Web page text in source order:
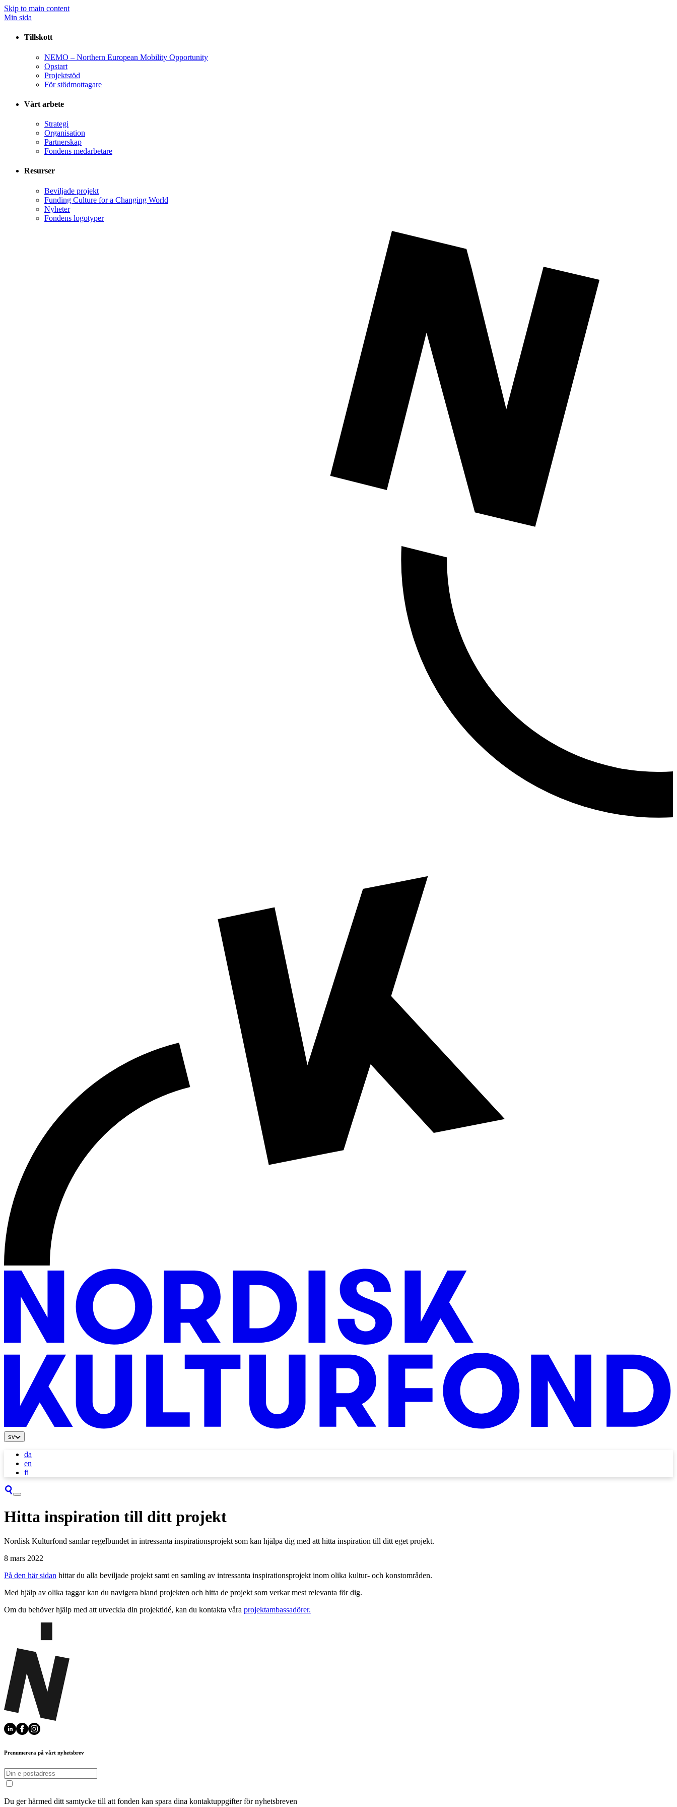
Skip to main content
Min sida
Tillskott
NEMO – Northern European Mobility Opportunity
Opstart
Projektstöd
För stödmottagare
Vårt arbete
Strategi
Organisation
Partnerskap
Fondens medarbetare
Resurser
Beviljade projekt
Funding Culture for a Changing World
Nyheter
Fondens logotyper
sv
da
en
fi
Hitta inspiration till ditt projekt
Nordisk Kulturfond samlar regelbundet in intressanta inspirationsprojekt som kan hjälpa dig med att hitta inspiration till ditt eget projekt.
8 mars 2022
På den här sidan hittar du alla beviljade projekt samt en samling av intressanta inspirationsprojekt inom olika kultur- och konstområden.
Med hjälp av olika taggar kan du navigera bland projekten och hitta de projekt som verkar mest relevanta för dig.
Om du behöver hjälp med att utveckla din projektidé, kan du kontakta våra projektambassadörer.
Prenumerera på vårt nyhetsbrev
Du ger härmed ditt samtycke till att fonden kan spara dina kontaktuppgifter för nyhetsbreven